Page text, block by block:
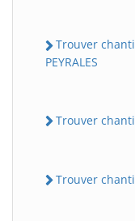
Trouver
PEYRALES
Trouver
Trouver